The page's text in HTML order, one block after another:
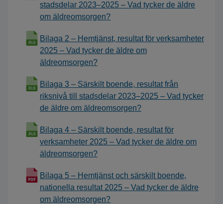
stadsdelar 2023–2025 – Vad tycker de äldre
om äldreomsorgen?
Bilaga 2 – Hemtjänst, resultat för verksamheter
2025 – Vad tycker de äldre om
äldreomsorgen?
Bilaga 3 – Särskilt boende, resultat från
riksnivå till stadsdelar 2023–2025 – Vad tycker
de äldre om äldreomsorgen?
Bilaga 4 – Särskilt boende, resultat för
verksamheter 2025 – Vad tycker de äldre om
äldreomsorgen?
Bilaga 5 – Hemtjänst och särskilt boende,
nationella resultat 2025 – Vad tycker de äldre
om äldreomsorgen?